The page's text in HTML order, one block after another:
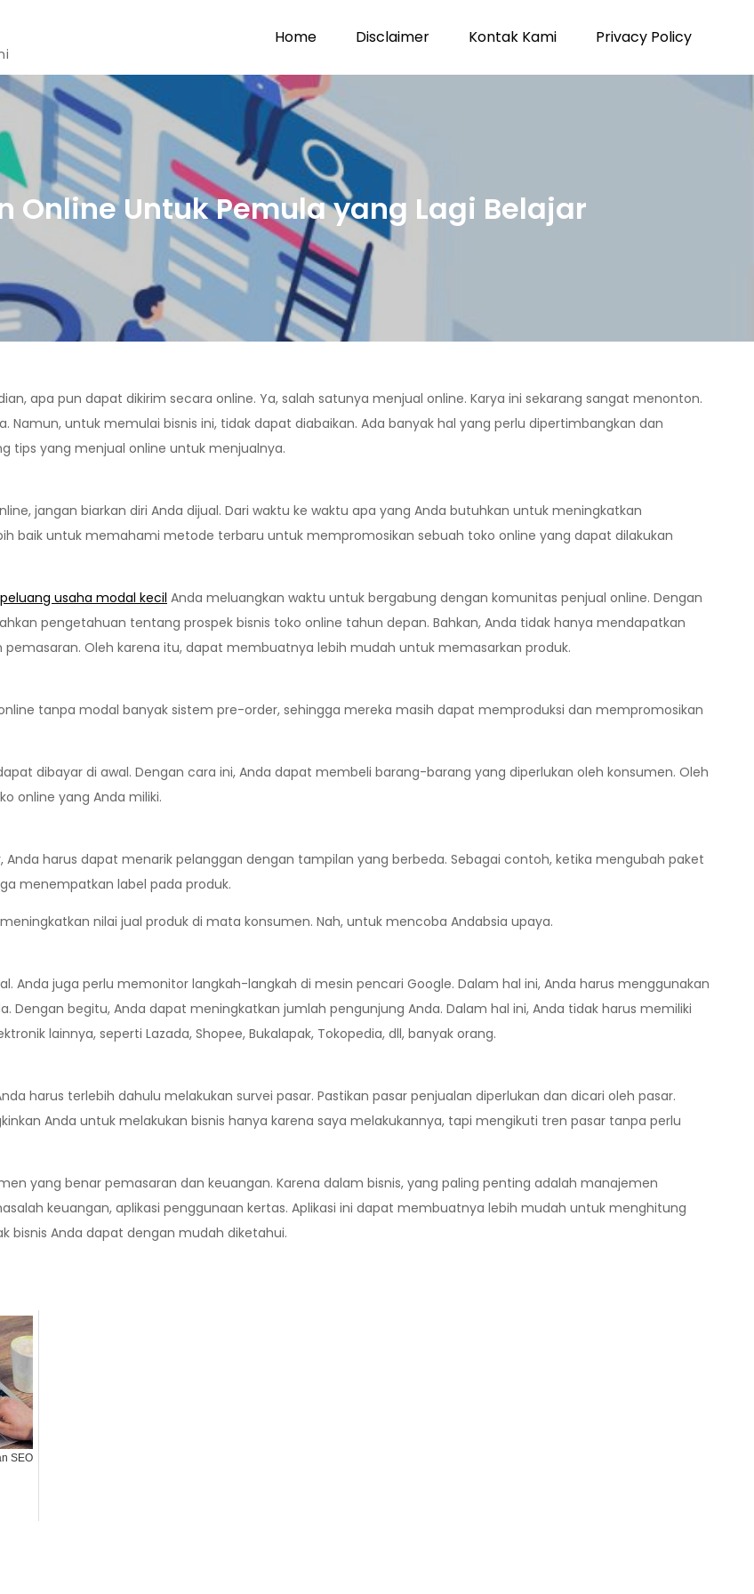
Home Disclaimer Kontak Kami Privacy Policy
Online Untuk Pemula yang Lagi Belajar
apa pun dapat dikirim secara online. Ya, salah satunya menjual online. Karya ini sekarang sangat menonton.
Namun, untuk memulai bisnis ini, tidak dapat diabaikan. Ada banyak hal yang perlu dipertimbangkan dan
tips yang menjual online untuk menjualnya.
jangan biarkan diri Anda dijual. Dari waktu ke waktu apa yang Anda butuhkan untuk meningkatkan
baik untuk memahami metode terbaru untuk mempromosikan sebuah toko online yang dapat dilakukan
peluang usaha modal kecil Anda meluangkan waktu untuk bergabung dengan komunitas penjual online. Dengan
pengetahuan tentang prospek bisnis toko online tahun depan. Bahkan, Anda tidak hanya mendapatkan
Oleh karena itu, dapat membuatnya lebih mudah untuk memasarkan produk.
tanpa modal banyak sistem pre-order, sehingga mereka masih dapat memproduksi dan mempromosikan
dibayar di awal. Dengan cara ini, Anda dapat membeli barang-barang yang diperlukan oleh konsumen. Oleh
online yang Anda miliki.
Anda harus dapat menarik pelanggan dengan tampilan yang berbeda. Sebagai contoh, ketika mengubah paket
menempatkan label pada produk.
nilai jual produk di mata konsumen. Nah, untuk mencoba Andabsia upaya.
Anda juga perlu memonitor langkah-langkah di mesin pencari Google. Dalam hal ini, Anda harus menggunakan
begitu, Anda dapat meningkatkan jumlah pengunjung Anda. Dalam hal ini, Anda tidak harus memiliki
lainnya, seperti Lazada, Shopee, Bukalapak, Tokopedia, dll, banyak orang.
harus terlebih dahulu melakukan survei pasar. Pastikan pasar penjualan diperlukan dan dicari oleh pasar.
Anda untuk melakukan bisnis hanya karena saya melakukannya, tapi mengikuti tren pasar tanpa perlu
yang benar pemasaran dan keuangan. Karena dalam bisnis, yang paling penting adalah manajemen
keuangan, aplikasi penggunaan kertas. Aplikasi ini dapat membuatnya lebih mudah untuk menghitung
bisnis Anda dapat dengan mudah diketahui.
SEO